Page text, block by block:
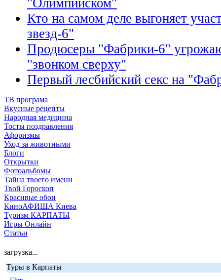
"Олимпийском"
Кто на самом деле выгоняет
звезд-6"
Продюсеры "Фабрики-6"
"звонком сверху"
Первый лесбийский секс на
ТВ програма
Вкусные рецепты
Народная медицина
Тосты поздравления
Афоризмы
Уход за животными
Блоги
Открытки
Фотоальбомы
Тайна твоего имени
Твой Гороскоп
Красивые обои
КиноАФИША Киева
Туризм КАРПАТЫ
Игры Онлайн
Статьи
загрузка...
Туры в Карпаты